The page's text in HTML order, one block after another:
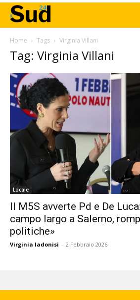
Home Tags Virginia Villani
Tag: Virginia Villani
Locale
Il M5S avverte Pd e De
campo largo a Salerno,
politiche»
Virginia Iadonisi - 2 Febbraio 2026